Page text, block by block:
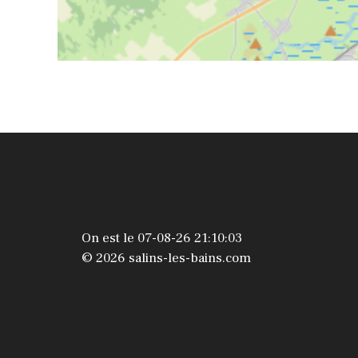
On est le 07-08-26 21:10:03
© 2026 salins-les-bains.com